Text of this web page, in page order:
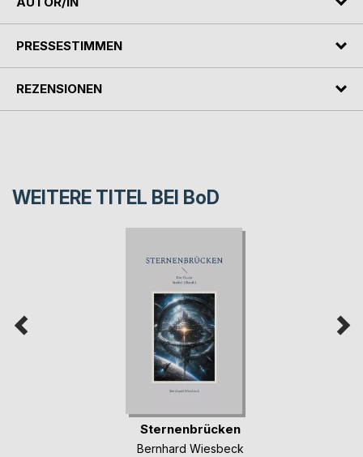
PRESSESTIMMEN
REZENSIONEN
WEITERE TITEL BEI BoD
Sternenbrücken
Bernhard Wiesbeck